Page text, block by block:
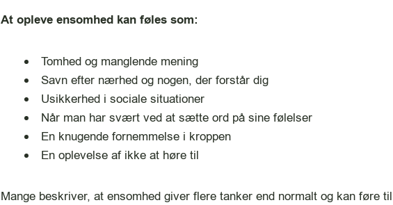
At opleve ensomhed kan føles som:
Tomhed og manglende mening
Savn efter nærhed og nogen, der forstår dig
Usikkerhed i sociale situationer
Når man har svært ved at sætte ord på sine følelser
En knugende fornemmelse i kroppen
En oplevelse af ikke at høre til
Mange beskriver, at ensomhed giver flere tanker end normalt og kan føre